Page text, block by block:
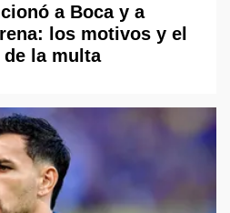
a Boca y a
los motivos y el
la multa